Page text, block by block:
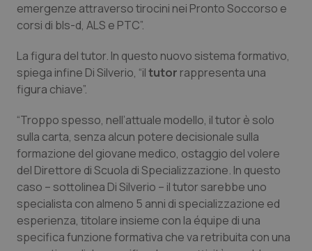
emergenze attraverso tirocini nei Pronto Soccorso e
corsi di bls-d, ALS e PTC”.
La figura del tutor. In questo nuovo sistema formativo,
spiega infine Di Silverio, “iltutor rappresenta una
figura chiave”.
“Troppo spesso, nell’attuale modello, il tutor è solo
sulla carta, senza alcun potere decisionale sulla
formazione del giovane medico, ostaggio del volere
del Direttore di Scuola di Specializzazione. In questo
caso – sottolinea Di Silverio – il tutor sarebbe uno
specialista con almeno 5 anni di specializzazione ed
esperienza, titolare insieme con la équipe di una
specifica funzione formativa che va retribuita con una
tracking-sites-ironfish-
tracking-enable
www.quotidianosanita.it
tracking-sites-ironfish-
session-id
www.quotidianosanita.it